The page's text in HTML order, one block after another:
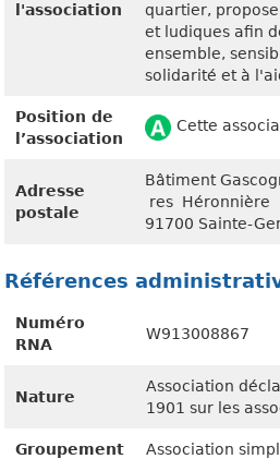
l'association
quartier,
et ludiques afin
ensemble,
solidarité et à
Position de
l’association
Cette
Adresse
postale
Bâtiment
res Héronnière
91700 Sainte-
Références
Numéro
RNA
W913008867
Nature
Association
1901 sur les
Groupement Association